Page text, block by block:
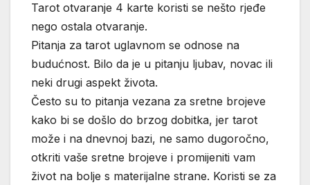
Tarot otvaranje 4 karte koristi se nešto rjeđe
nego ostala otvaranje.
Pitanja za tarot uglavnom se odnose na
budućnost. Bilo da je u pitanju ljubav, novac ili
neki drugi aspekt života.
Često su to pitanja vezana za sretne brojeve
kako bi se došlo do brzog dobitka, jer tarot
može i na dnevnoj bazi, ne samo dugoročno,
otkriti vaše sretne brojeve i promijeniti vam
život na bolje s materijalne strane. Koristi se za